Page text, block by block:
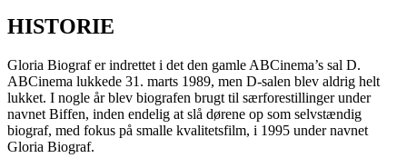
HISTORIE
Gloria Biograf er indrettet i det den gamle ABCinema’s sal D.
ABCinema lukkede 31. marts 1989, men D-salen blev aldrig helt
lukket. I nogle år blev biografen brugt til særforestillinger under
navnet Biffen, inden endelig at slå dørene op som selvstændig
biograf, med fokus på smalle kvalitetsfilm, i 1995 under navnet
Gloria Biograf.